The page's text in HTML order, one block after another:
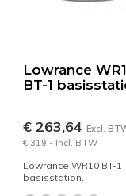
Lowrance
BT-1
€ 263,64 Excl.
€ 319,- Incl. BTW
Lowrance WR10 BT-1
basisstation.